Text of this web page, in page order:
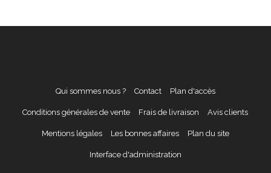
Qui sommes nous ? Contact Plan d'accès
Conditions générales de vente Frais de livraison Avis clients
Mentions légales Les bonnes affaires Plan du site
Interface d'administration